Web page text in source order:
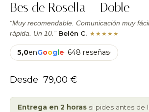
Bes de Rosella – Doble
“Muy recomendable. Comunicación muy
rápida. Un 10.” Belén C. ★★★★★
5,0enGoogle· 648 reseñas▾
Desde 79,00 €
Entrega en 2 horas si pides antes de